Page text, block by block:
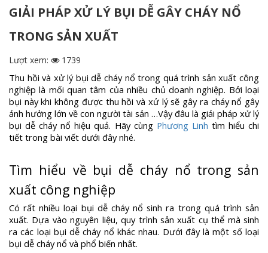
GIẢI PHÁP XỬ LÝ BỤI DỄ GÂY CHÁY NỔ
TRONG SẢN XUẤT
Lượt xem: 1739
Thu hồi và xử lý bụi dễ cháy nổ trong quá trình sản xuất công
nghiệp là mối quan tâm của nhiều chủ doanh nghiệp. Bởi loại
bụi này khi không được thu hồi và xử lý sẽ gây ra cháy nổ gây
ảnh hưởng lớn về con người tài sản …Vậy đâu là giải pháp xử lý
bụi dễ cháy nổ hiệu quả. Hãy cùng Phương Linh tìm hiểu chi
tiết trong bài viết dưới đây nhé.
Tìm hiểu về bụi dễ cháy nổ trong sản
xuất công nghiệp
Có rất nhiều loại bụi dễ cháy nổ sinh ra trong quá trình sản
xuất. Dựa vào nguyên liệu, quy trình sản xuất cụ thể mà sinh
ra các loại bụi dễ cháy nổ khác nhau. Dưới đây là một số loại
bụi dễ cháy nổ và phổ biến nhất.